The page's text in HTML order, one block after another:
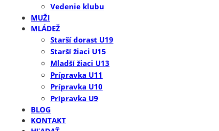
Vedenie klubu
MUŽI
MLÁDEŽ
Starší dorast U19
Starší žiaci U15
Mladší žiaci U13
Prípravka U11
Prípravka U10
Prípravka U9
BLOG
KONTAKT